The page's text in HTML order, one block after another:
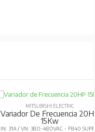
MITSUBISHI ELECTRIC
Variador De Frecuencia
15Kw
IN: 31A / VN: 380-480VAC - F840